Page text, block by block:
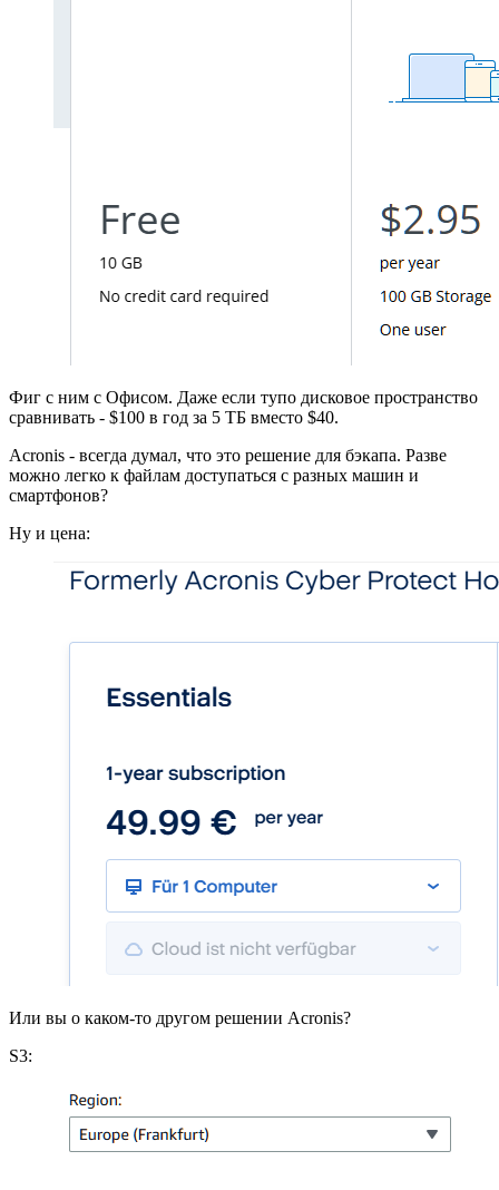
Фиг с ним с Офисом. Даже если тупо дисковое пространство
сравнивать - $100 в год за 5 ТБ вместо $40.
Acronis - всегда думал, что это решение для бэкапа. Разве
можно легко к файлам доступаться с разных машин и
смартфонов?
Ну и цена:
Или вы о каком-то другом решении Acronis?
S3: